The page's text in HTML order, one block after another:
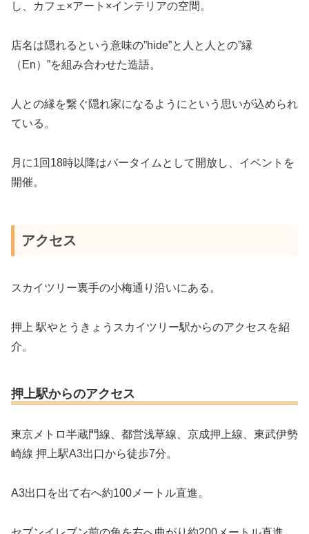
し、カフェ×アート×インテリアの空間。
店名は隠れるという意味の”hide”と人と人との”縁
（En）”を組み合わせた造語。
人との縁を繋ぐ隠れ家になるようにという思いが込められ
ている。
月に1回18時以降はバータイムとして開放し、イベントを
開催。
アクセス
スカイツリー裏手の小梅通り沿いにある。
押上 駅やとうきょうスカイツリー駅からのアクセスを紹
介。
押上駅からのアクセス
東京メトロ半蔵門線、都営浅草線、京成押上線、東武伊勢
崎線 押上駅A3出口から徒歩7分。
A3出口を出て右へ約100メートル直進。